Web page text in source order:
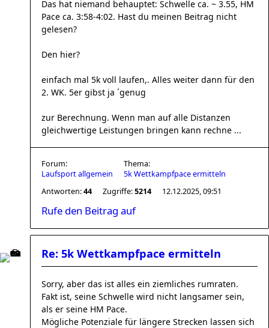
Das hat niemand behauptet: Schwelle ca. ~ 3.55, HM
Pace ca. 3:58-4:02. Hast du meinen Beitrag nicht
gelesen?
Den hier?
einfach mal 5k voll laufen,. Alles weiter dann für den
2. WK. 5er gibst ja ´genug
zur Berechnung. Wenn man auf alle Distanzen
gleichwertige Leistungen bringen kann rechne ...
Forum:
Laufsport allgemein
Thema:
5k Wettkampfpace ermitteln
Antworten:44 Zugriffe:5214 12.12.2025, 09:51
Rufe den Beitrag auf
Re: 5k Wettkampfpace ermitteln
Sorry, aber das ist alles ein ziemliches rumraten.
Fakt ist, seine Schwelle wird nicht langsamer sein,
als er seine HM Pace.
Mögliche Potenziale für längere Strecken lassen sich